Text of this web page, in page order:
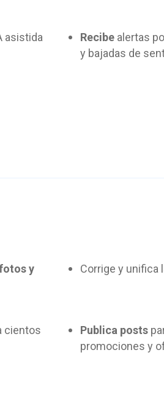
asistida Recibe alertas
y bajadas de
y
cientos
Corrige y unifica
Publica posts
promociones y